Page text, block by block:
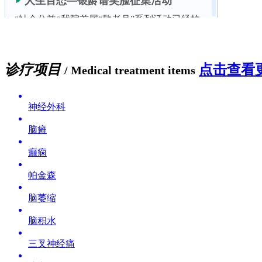
诊疗项目 / Medical treatment items 点击查看
神经外科
脑瘫
癫痫
帕金森
脑萎缩
脑积水
三叉神经痛